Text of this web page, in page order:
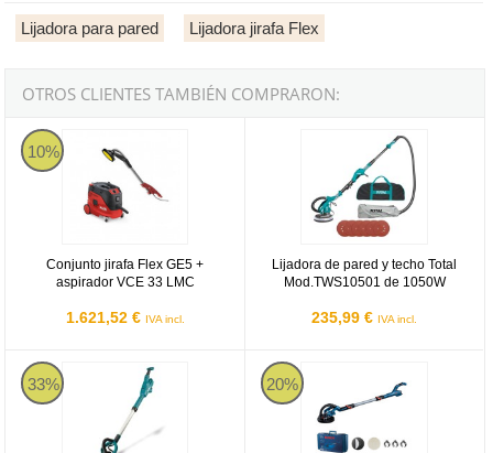
Lijadora para pared Lijadora jirafa Flex
OTROS CLIENTES TAMBIÉN COMPRARON:
10%
Conjunto jirafa Flex GE5 +
aspirador VCE 33 LMC
1.621,52 € IVA incl.
Conjunto jirafa Flex GE5 + aspirador VCE 33 LMC
Lijadora de pared y techo Total
Mod.TWS10501 de 1050W
235,99 € IVA incl.
33%
Makita DSL801ZU
20%
Bosch GTR 55-225 Professional